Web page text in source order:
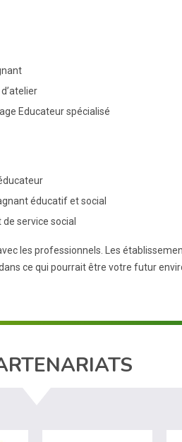
Educateur spécialisé
éducatif et social
service social
les professionnels. Les
ce qui pourrait être votre futur